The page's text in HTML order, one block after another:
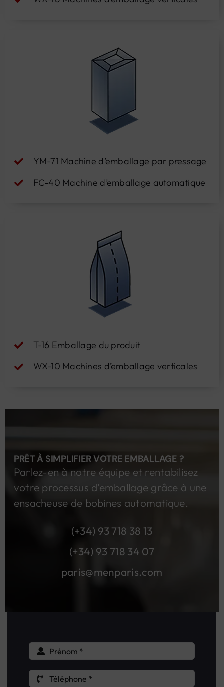
YM-71 Machine d’emballage par pressage
FC-40 Machine d’emballage automatique
T-16 Emballage du produit
WX-10 Machines d’emballage verticales
PRÊT À SIMPLIFIER VOTRE EMBALLAGE ?
Parlez-en à notre équipe et rentabilisez
votre processus d’emballage grâce à une
ensacheuse de bobines automatique.
(+34) 93 718 38 13
(+34) 93 718 34 07
paris@menparis.com